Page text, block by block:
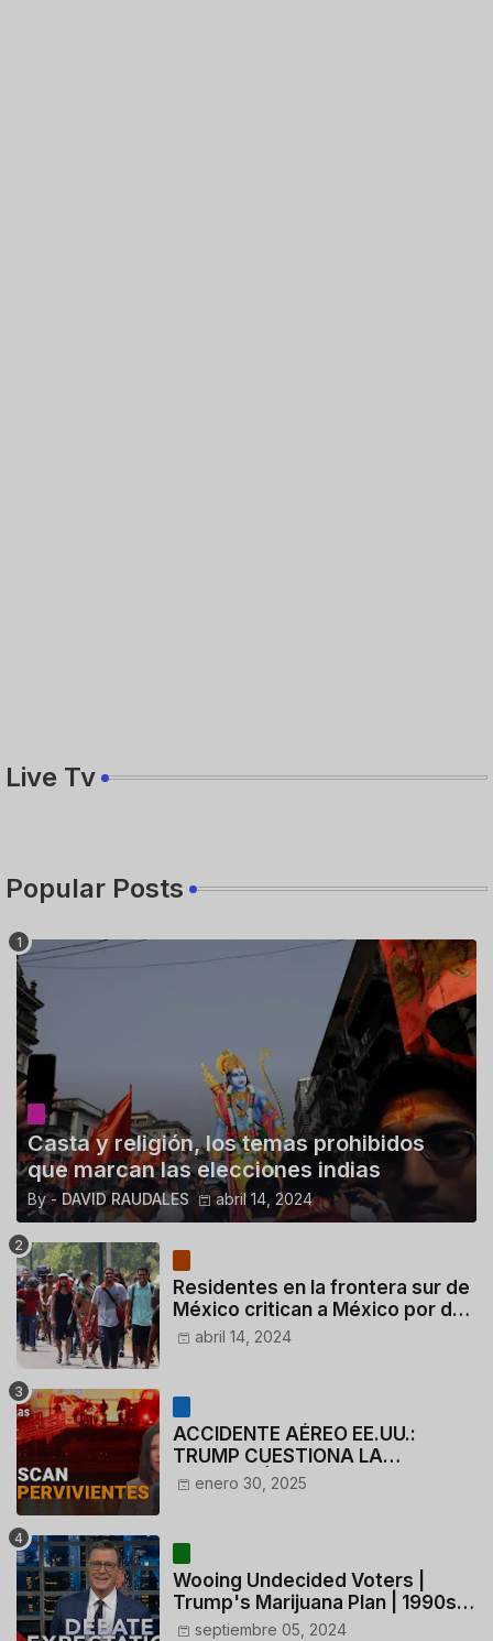
Live Tv
Popular Posts
Casta y religión, los temas prohibidos
que marcan las elecciones indias
By - DAVID RAUDALES abril 14, 2024
Residentes en la frontera sur de
México critican a México por dar
110 dólares a migrantes
abril 14, 2024
ACCIDENTE AÉREO EE.UU.:
TRUMP CUESTIONA LA
ACTUACIÓN DE LOS
enero 30, 2025
Wooing Undecided Voters |
Trump's Marijuana Plan | 1990s
Porn Expert Mark Robinson
septiembre 05, 2024